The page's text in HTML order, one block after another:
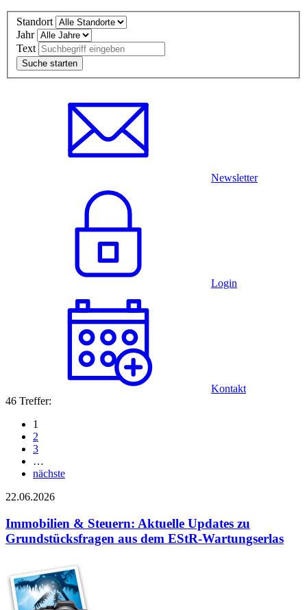
Standort
Jahr
Text
Newsletter
Login
Kontakt
46 Treffer:
1
2
3
…
nächste
22.06.2026
Immobilien & Steuern: Aktuelle Updates zu
Grundstücksfragen aus dem EStR-Wartungserlas